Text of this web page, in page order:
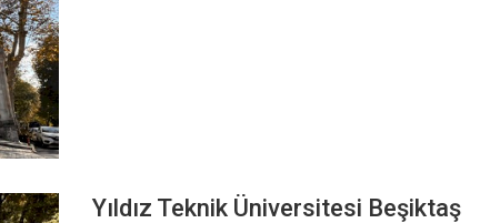
Yıldız Teknik Üniversitesi Beşiktaş